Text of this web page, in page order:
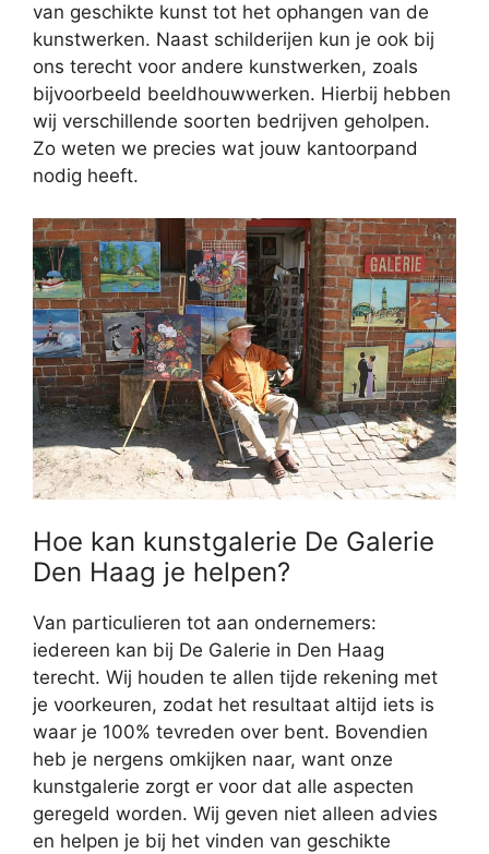
van geschikte kunst tot het ophangen van de
kunstwerken. Naast schilderijen kun je ook bij
ons terecht voor andere kunstwerken, zoals
bijvoorbeeld beeldhouwwerken. Hierbij hebben
wij verschillende soorten bedrijven geholpen.
Zo weten we precies wat jouw kantoorpand
nodig heeft.
Hoe kan kunstgalerie De Galerie
Den Haag je helpen?
Van particulieren tot aan ondernemers:
iedereen kan bij De Galerie in Den Haag
terecht. Wij houden te allen tijde rekening met
je voorkeuren, zodat het resultaat altijd iets is
waar je 100% tevreden over bent. Bovendien
heb je nergens omkijken naar, want onze
kunstgalerie zorgt er voor dat alle aspecten
geregeld worden. Wij geven niet alleen advies
en helpen je bij het vinden van geschikte